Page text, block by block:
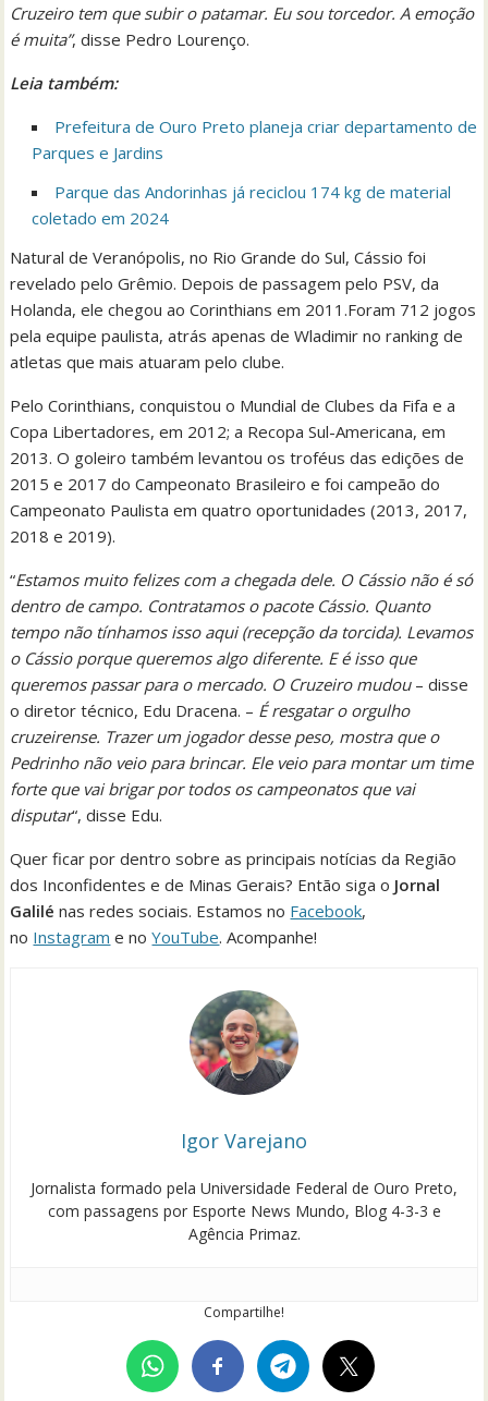
Cruzeiro tem que subir o patamar. Eu sou torcedor. A emoção
é muita”, disse Pedro Lourenço.
Leia também:
Prefeitura de Ouro Preto planeja criar departamento de
Parques e Jardins
Parque das Andorinhas já reciclou 174 kg de material
coletado em 2024
Natural de Veranópolis, no Rio Grande do Sul, Cássio foi
revelado pelo Grêmio. Depois de passagem pelo PSV, da
Holanda, ele chegou ao Corinthians em 2011.Foram 712 jogos
pela equipe paulista, atrás apenas de Wladimir no ranking de
atletas que mais atuaram pelo clube.
Pelo Corinthians, conquistou o Mundial de Clubes da Fifa e a
Copa Libertadores, em 2012; a Recopa Sul-Americana, em
2013. O goleiro também levantou os troféus das edições de
2015 e 2017 do Campeonato Brasileiro e foi campeão do
Campeonato Paulista em quatro oportunidades (2013, 2017,
2018 e 2019).
“Estamos muito felizes com a chegada dele. O Cássio não é só
dentro de campo. Contratamos o pacote Cássio. Quanto
tempo não tínhamos isso aqui (recepção da torcida). Levamos
o Cássio porque queremos algo diferente. E é isso que
queremos passar para o mercado. O Cruzeiro mudou– disse
o diretor técnico, Edu Dracena. – É resgatar o orgulho
cruzeirense. Trazer um jogador desse peso, mostra que o
Pedrinho não veio para brincar. Ele veio para montar um time
forte que vai brigar por todos os campeonatos que vai
disputar“, disse Edu.
Quer ficar por dentro sobre as principais notícias da Região
dos Inconfidentes e de Minas Gerais? Então siga o Jornal
Galilé nas redes sociais. Estamos no Facebook,
no Instagram e noYouTube. Acompanhe!
Igor Varejano
Jornalista formado pela Universidade Federal de Ouro Preto,
com passagens por Esporte News Mundo, Blog 4-3-3 e
Agência Primaz.
Compartilhe!